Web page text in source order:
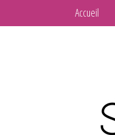
Accueil